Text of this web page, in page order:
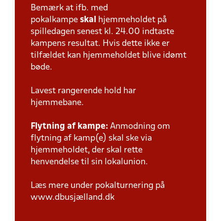
Bemærk at ifb. med
pokalkampe skal
hjemmeholdet på
spilledagen senest kl. 24.00 indtaste
kampens resultat. Hvis dette ikke er
tilfældet kan hjemmeholdet blive idømt
bøde.
Lavest rangerende hold har
hjemmebane.
Flytning af kampe: Anmodning om
flytning af kamp(e) skal ske via
hjemmeholdet, der skal rette
henvendelse til sin lokalunion.
Læs mere under pokalturnering på
www.dbusjælland.dk